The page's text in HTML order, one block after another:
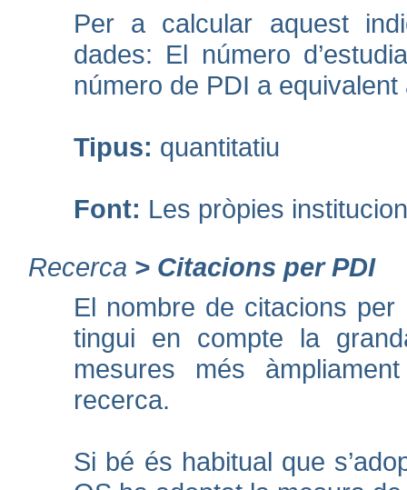
Per a calcular aquest
dades: El número
número de PDI a
Tipus: quantitatiu
Font: Les pròpies
Recerca > Citacions per PDI
El nombre de citacions per
tingui en compte la
mesures més
recerca.
Si bé és habitual que